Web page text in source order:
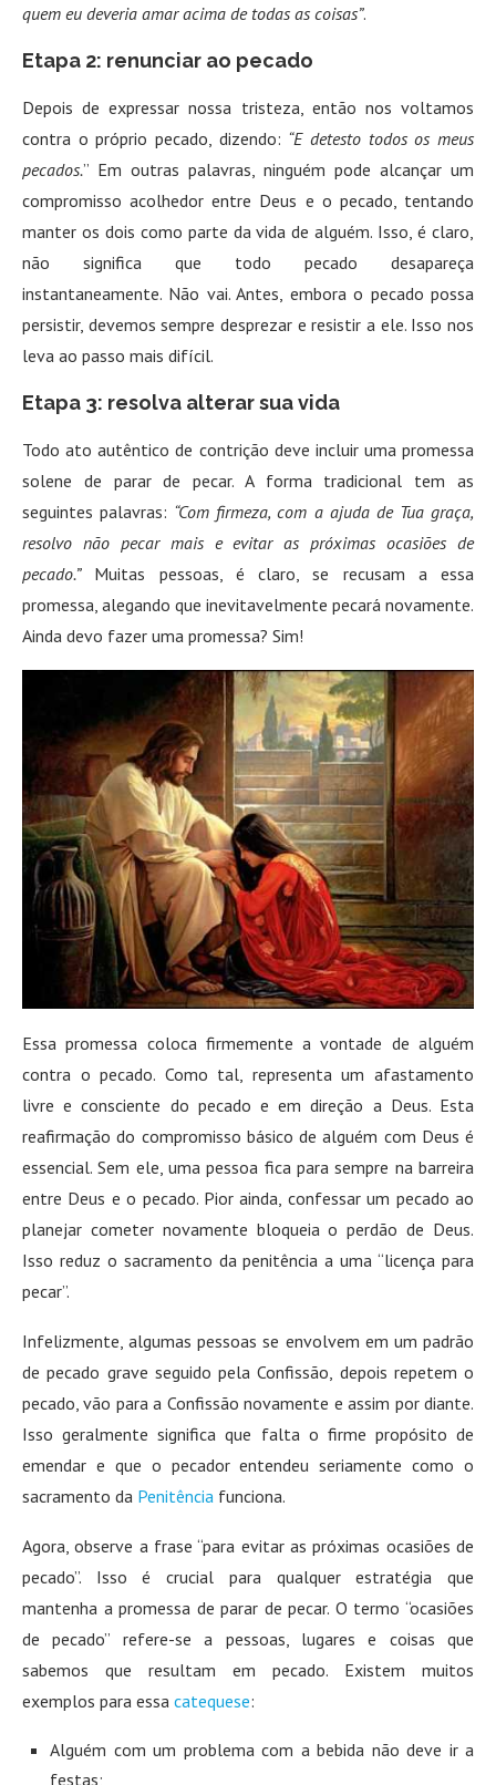
quem eu deveria amar acima de todas as coisas”.
Etapa 2: renunciar ao pecado
Depois de expressar nossa tristeza, então nos voltamos
contra o próprio pecado, dizendo: “E detesto todos os meus
pecados.” Em outras palavras, ninguém pode alcançar um
compromisso acolhedor entre Deus e o pecado, tentando
manter os dois como parte da vida de alguém. Isso, é claro,
não significa que todo pecado desapareça
instantaneamente. Não vai. Antes, embora o pecado possa
persistir, devemos sempre desprezar e resistir a ele. Isso nos
leva ao passo mais difícil.
Etapa 3: resolva alterar sua vida
Todo ato autêntico de contrição deve incluir uma promessa
solene de parar de pecar. A forma tradicional tem as
seguintes palavras: “Com firmeza, com a ajuda de Tua graça,
resolvo não pecar mais e evitar as próximas ocasiões de
pecado.”Muitas pessoas, é claro, se recusam a essa
promessa, alegando que inevitavelmente pecará novamente.
Ainda devo fazer uma promessa? Sim!
Essa promessa coloca firmemente a vontade de alguém
contra o pecado. Como tal, representa um afastamento
livre e consciente do pecado e em direção a Deus. Esta
reafirmação do compromisso básico de alguém com Deus é
essencial. Sem ele, uma pessoa fica para sempre na barreira
entre Deus e o pecado. Pior ainda, confessar um pecado ao
planejar cometer novamente bloqueia o perdão de Deus.
Isso reduz o sacramento da penitência a uma “licença para
pecar”.
Infelizmente, algumas pessoas se envolvem em um padrão
de pecado grave seguido pela Confissão, depois repetem o
pecado, vão para a Confissão novamente e assim por diante.
Isso geralmente significa que falta o firme propósito de
emendar e que o pecador entendeu seriamente como o
sacramento da Penitência funciona.
Agora, observe a frase “para evitar as próximas ocasiões de
pecado”. Isso é crucial para qualquer estratégia que
mantenha a promessa de parar de pecar. O termo “ocasiões
de pecado” refere-se a pessoas, lugares e coisas que
sabemos que resultam em pecado. Existem muitos
exemplos para essa catequese:
Alguém com um problema com a bebida não deve ir a
festas;